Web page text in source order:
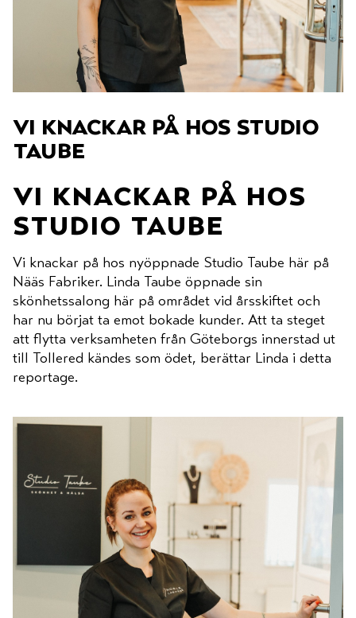
vi knackar på hos studio
taube
vi knackar på hos
studio taube
Vi knackar på hos nyöppnade Studio Taube här på
Nääs Fabriker. Linda Taube öppnade sin
skönhetssalong här på området vid årsskiftet och
har nu börjat ta emot bokade kunder. Att ta steget
att flytta verksamheten från Göteborgs innerstad ut
till Tollered kändes som ödet, berättar Linda i detta
reportage.